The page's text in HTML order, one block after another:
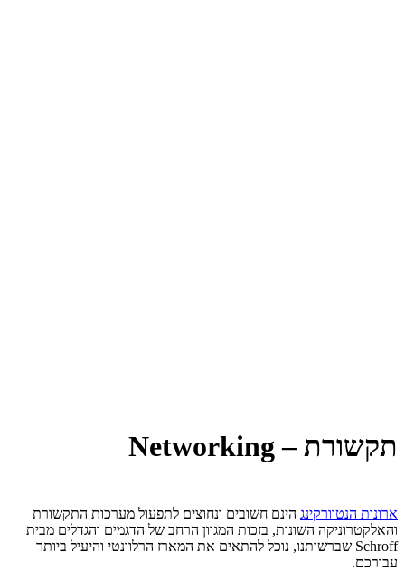
תקשורת – Networking
ארונות הנטוורקינג הינם חשובים ונחוצים לתפעול מערכות התקשורת
והאלקטרוניקה השונות, בזכות המגוון הרחב של הדגמים והגדלים מבית
Schroff שברשותנו, נוכל להתאים את המארז הרלוונטי והיעיל ביותר
עבורכם.